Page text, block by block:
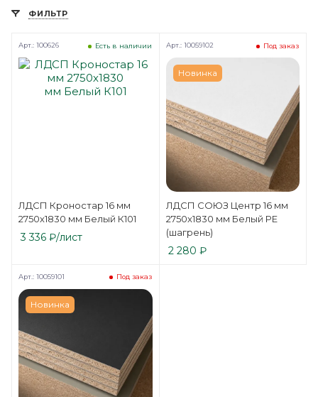
ФИЛЬТР
ЛДСП Кроностар 16 мм
2750х1830 мм Белый К101
Есть в наличии
Арт.: 100626
3 336 ₽/лист
Новинка
ЛДСП СОЮЗ Центр 16 мм
2750x1830 мм Белый РЕ
(шагрень)
Под заказ
Арт.: 10059102
2 280 ₽
Новинка
Под заказ
Арт.: 10059101